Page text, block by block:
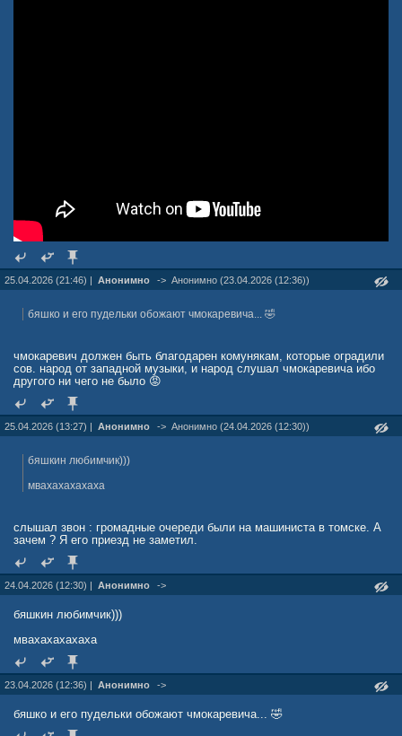
25.04.2026 (21:46) | Анонимно -> Анонимно (23.04.2026 (12:36))
бяшко и его пудельки обожают чмокаревича... 🤣
чмокаревич должен быть благодарен комунякам, которые оградили
сов. народ от западной музыки, и народ слушал чмокаревича ибо
другого ни чего не было 😡
25.04.2026 (13:27) | Анонимно -> Анонимно (24.04.2026 (12:30))
бяшкин любимчик)))
мвахахахахаха
слышал звон : громадные очереди были на машиниста в томске. А
зачем ? Я его приезд не заметил.
24.04.2026 (12:30) | Анонимно ->
бяшкин любимчик)))
мвахахахахаха
23.04.2026 (12:36) | Анонимно ->
бяшко и его пудельки обожают чмокаревича... 🤣